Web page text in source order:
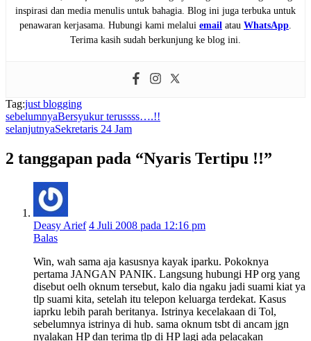
inspirasi dan media menulis untuk bahagia. Blog ini juga terbuka untuk
penawaran kerjasama. Hubungi kami melalui email atau WhatsApp
Terima kasih sudah berkunjung ke blog ini.
Tag:just blogging
sebelumnyaBersyukur terussss….!!
selanjutnyaSekretaris 24 Jam
2 tanggapan pada “Nyaris Tertipu !!”
Deasy Arief 4 Juli 2008 pada 12:16 pm
Balas
Win, wah sama aja kasusnya kayak iparku. Pokoknya
pertama JANGAN PANIK. Langsung hubungi HP org yang
disebut oelh oknum tersebut, kalo dia ngaku jadi suami kiat ya
tlp suami kita, setelah itu telepon keluarga terdekat. Kasus
iaprku lebih parah beritanya. Istrinya kecelakaan di Tol,
sebelumnya istrinya di hub. sama oknum tsbt di ancam jgn
nyalakan HP dan terima tlp di HP lagi ada pelacakan